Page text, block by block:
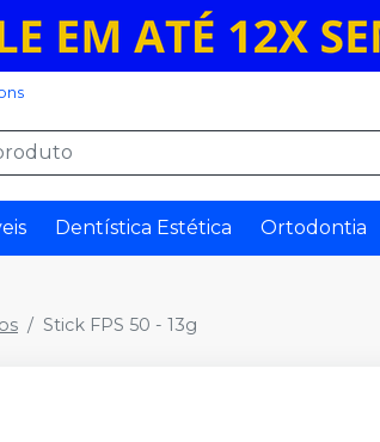
Dentística Estética Ortodontia
Stick FPS 50 - 13g